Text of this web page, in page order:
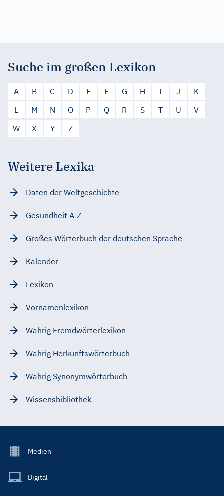
Suche im großen Lexikon
A B C D E F G H I J
K
L
M N O P Q R S T U
V
W
X Y Z
Weitere Lexika
Daten der Weltgeschichte
Gesundheit A-Z
Großes Wörterbuch der deutschen Sprache
Kalender
Lexikon
Vornamenlexikon
Wahrig Fremdwörterlexikon
Wahrig Herkunftswörterbuch
Wahrig Synonymwörterbuch
Wissensbibliothek
Footer
Main
Medien
Digital